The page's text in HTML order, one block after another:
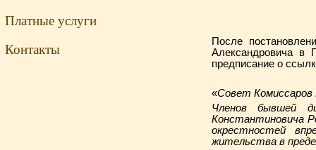
Платные услуги
Контакты
После
Александровича в
предписание о
«Совет Комиссаров
Членов бывшей
Константиновича
окрестностей
жительства в